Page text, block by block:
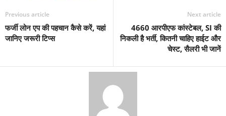
Previous article
फर्जी लोन एप की पहचान कैसे करें, यहां
जानिए जरूरी टिप्स
Next article
4660 आरपीएफ कांस्टेबल, SI की
निकली है भर्ती, कितनी चाहिए हाईट और
चेस्ट, सैलरी भी जानें